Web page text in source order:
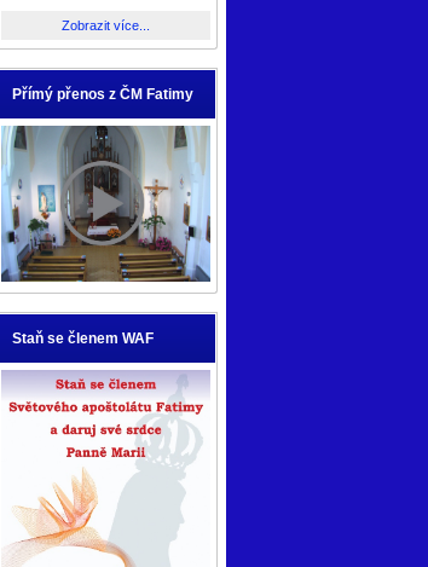
Zobrazit více...
Přímý přenos z ČM Fatimy
Staň se členem WAF